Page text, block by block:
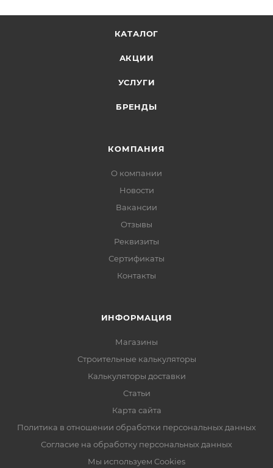
КАТАЛОГ
АКЦИИ
УСЛУГИ
БРЕНДЫ
КОМПАНИЯ
О компании
Новости
Вакансии
Отзывы
Реквизиты
Сертификаты
Контакты
ИНФОРМАЦИЯ
Магазины
Строительные калькуляторы
Калькуляторы доставки
Статьи
Карта сайта
Политика в отношении обработки персональных данных
Согласие на обработку персональных данных
Мы используем Cookies